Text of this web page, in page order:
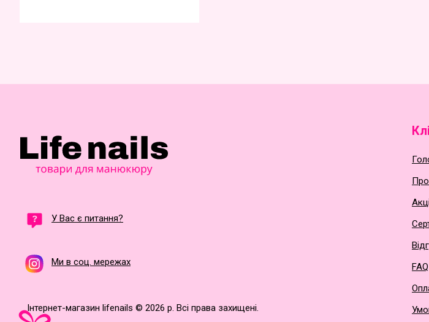
У Вас є питання?
Ми в соц. мережах
Інтернет-магазин lifenails © 2026 р. Всі права захищені.
FAQ